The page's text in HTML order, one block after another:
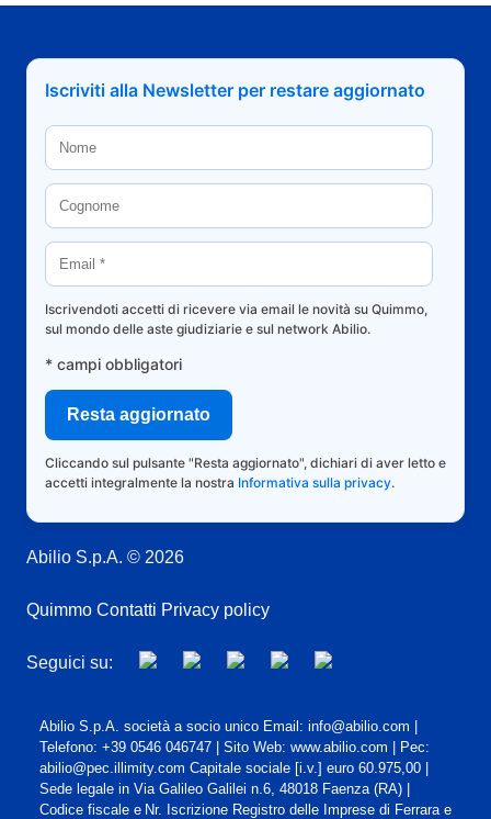
Iscriviti alla Newsletter per restare aggiornato
Iscrivendoti accetti di ricevere via email le novità su Quimmo,
sul mondo delle aste giudiziarie e sul network Abilio.
* campi obbligatori
Cliccando sul pulsante "Resta aggiornato", dichiari di aver letto e
accetti integralmente la nostra Informativa sulla privacy.
Abilio S.p.A. © 2026
Quimmo Contatti Privacy policy
Seguici su:
Abilio S.p.A. società a socio unico Email: info@abilio.com |
Telefono: +39 0546 046747 | Sito Web: www.abilio.com | Pec:
abilio@pec.illimity.com Capitale sociale [i.v.] euro 60.975,00 |
Sede legale in Via Galileo Galilei n.6, 48018 Faenza (RA) |
Codice fiscale e Nr. Iscrizione Registro delle Imprese di Ferrara e